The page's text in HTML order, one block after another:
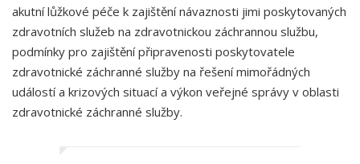
akutní lůžkové péče k zajištění návaznosti jimi poskytovaných
zdravotních služeb na zdravotnickou záchrannou službu,
podmínky pro zajištění připravenosti poskytovatele
zdravotnické záchranné služby na řešení mimořádných
událostí a krizových situací a výkon veřejné správy v oblasti
zdravotnické záchranné služby.